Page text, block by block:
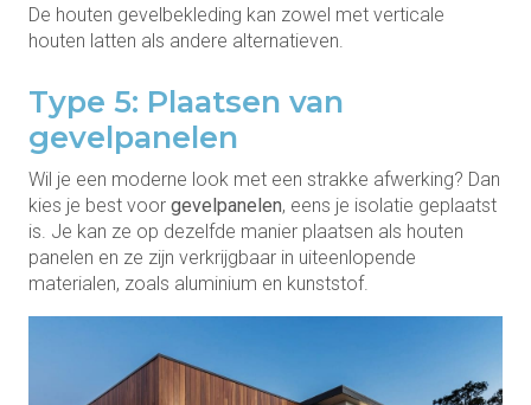
De houten gevelbekleding kan zowel met verticale
houten latten als andere alternatieven.
Type 5: Plaatsen van
gevelpanelen
Wil je een moderne look met een strakke afwerking? Dan
kies je best voor gevelpanelen, eens je isolatie geplaatst
is. Je kan ze op dezelfde manier plaatsen als houten
panelen en ze zijn verkrijgbaar in uiteenlopende
materialen, zoals aluminium en kunststof.